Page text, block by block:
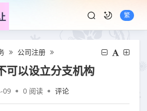
繁
公司注册
可以设立分支机构
09 0 阅读 评论